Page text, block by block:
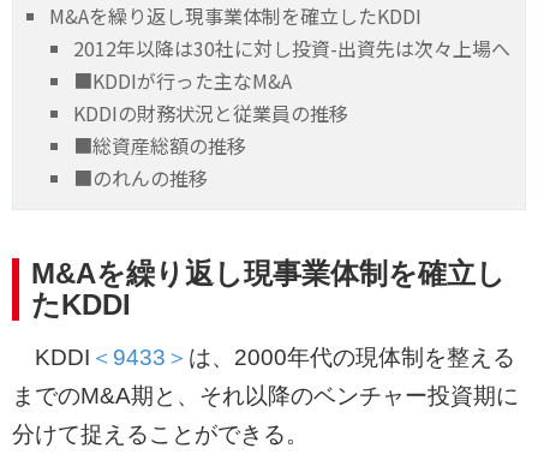
M&Aを繰り返し現事業体制を確立したKDDI
2012年以降は30社に対し投資-出資先は次々上場へ
■KDDIが行った主なM&A
KDDIの財務状況と従業員の推移
■総資産総額の推移
■のれんの推移
M&Aを繰り返し現事業体制を確立し
たKDDI
KDDI ＜9433＞ は、2000年代の現体制を整える
までのM&A期と、それ以降のベンチャー投資期に
分けて捉えることができる。